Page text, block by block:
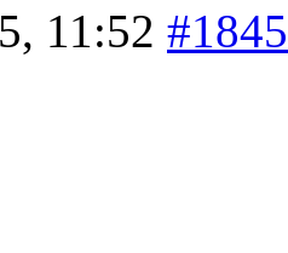
11:52 #1845